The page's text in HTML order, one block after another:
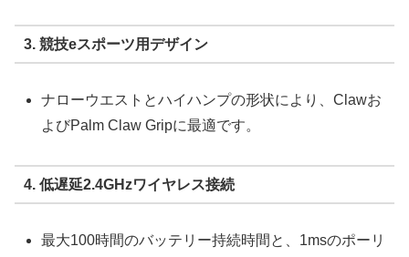
3. 競技eスポーツ用デザイン
ナローウエストとハイハンプの形状により、Clawお
よびPalm Claw Gripに最適です。
4. 低遅延2.4GHzワイヤレス接続
最大100時間のバッテリー持続時間と、1msのポーリ